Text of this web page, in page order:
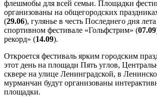
флешмобы для всей семьи. Площадки
организованы на общегородских
(29.06), гулянье в честь Последнего дня
спортивном фестивале «Гольфстрим» (07.09
рекорд» (14.09).
Откроется фестиваль ярким городским
этот день на площади Пять углов,
сквере на улице Ленинградской, в
мурманчан будут организованы
площадки.